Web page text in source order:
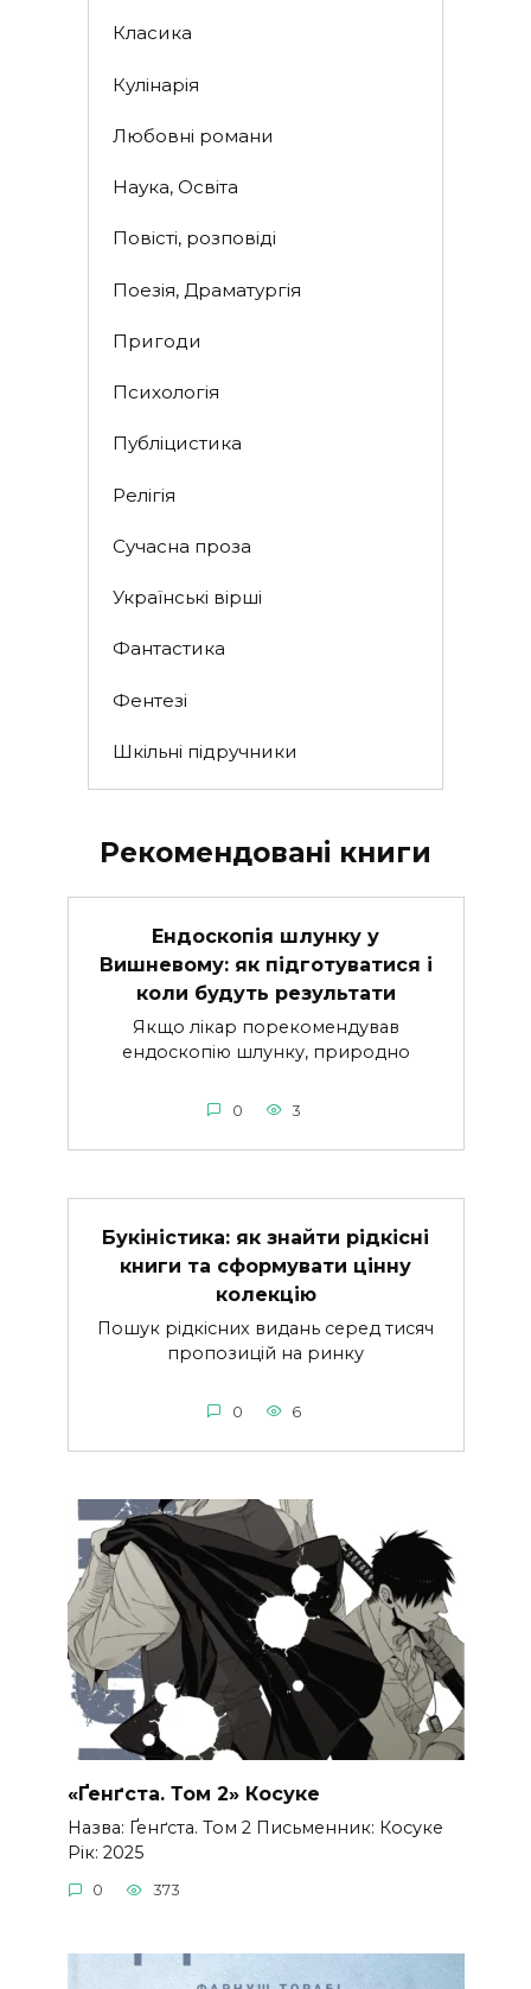
Класика
Кулінарія
Любовні романи
Наука, Освіта
Повісті, розповіді
Поезія, Драматургія
Пригоди
Психологія
Публіцистика
Релігія
Сучасна проза
Українські вірші
Фантастика
Фентезі
Шкільні підручники
Рекомендовані книги
Ендоскопія шлунку у
Вишневому: як підготуватися і
коли будуть результати
Якщо лікар порекомендував
ендоскопію шлунку, природно
0 3
Букіністика: як знайти рідкісні
книги та сформувати цінну
колекцію
Пошук рідкісних видань серед тисяч
пропозицій на ринку
0 6
«Ґенґста. Том 2» Косуке
Назва: Ґенґста. Том 2 Письменник: Косуке
Рік: 2025
0 373